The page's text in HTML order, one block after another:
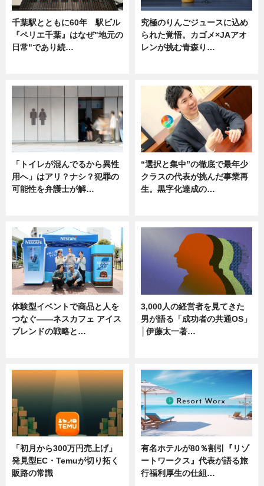
千葉駅とともに60年 駅ビル
『ペリエ千葉』はなぜ"地元の
日常"であり続…
究極のりんごジュースに込め
られた覚悟。カゴメ×JAアオ
レンが挑む青森り…
「トイレが混んでるから異性
用へ」はアリ？ナシ？犯罪の
可能性を弁護士が解…
“選択と集中”の徹底で最年少
クラスの代表が挑んだ事業再
生。黒字化達成の…
体験型イベントで商品と人を
つなぐ――ネスカフェ アイス
ブレンドの戦略と…
3,000人の経営者を見てきた
男が語る「成功者の共通OS」
│伊藤太一著…
「初月から300万円売上げ」
発見型EC・Temuが切り拓く
販路の常識
有名ホテルが80％割引『リゾ
ートワークス』代表が語る旅
行福利厚生の仕組…